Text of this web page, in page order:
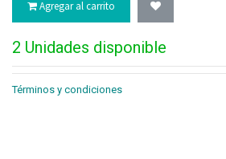
Agregar al carrito
2 Unidades disponible
Términos y condiciones